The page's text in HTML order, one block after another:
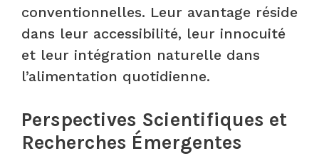
conventionnelles. Leur avantage réside
dans leur accessibilité, leur innocuité
et leur intégration naturelle dans
l’alimentation quotidienne.
Perspectives Scientifiques et
Recherches Émergentes